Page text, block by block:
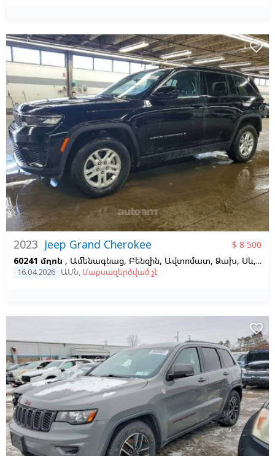
2023 Jeep Grand Cherokee
$ 8 500
60241 մղոն , Ամենագնաց, Բենզին, Ավտոմատ, Ձախ, Սև, Սև
16.04.2026 ԱՄՆ, Մաքսազերծված չէ
favorite_border
favorite_border